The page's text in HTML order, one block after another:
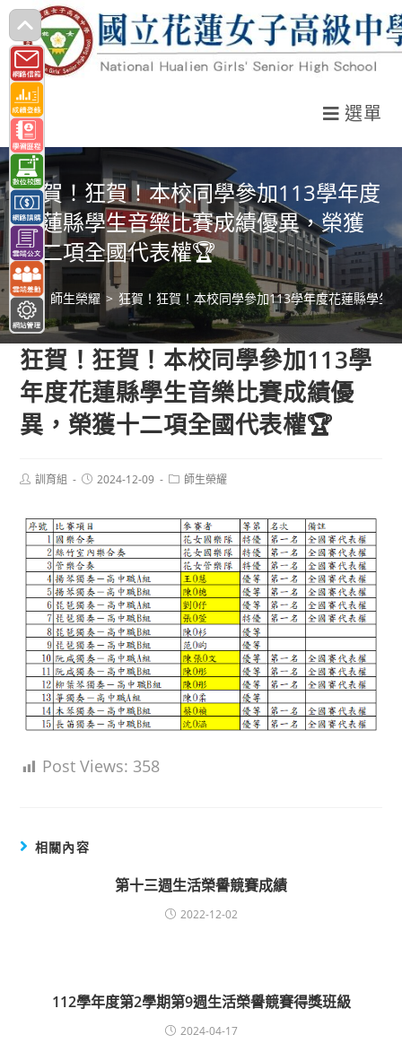
跳
轉
至
主
要
內
容
選單
狂賀！狂賀！本校同學參加113學年度
花蓮縣學生音樂比賽成績優異，榮獲
十二項全國代表權🏆
> 師生榮耀 > 狂賀！狂賀！本校同學參加113學年度花蓮縣學生
狂賀！狂賀！本校同學參加113學
年度花蓮縣學生音樂比賽成績優
異，榮獲十二項全國代表權🏆
Post訓育組
Post2024-12-09
Post師生榮耀
Post Views: 358
相關內容
第十三週生活榮譽競賽成績
2022-12-02
112學年度第2學期第9週生活榮譽競賽得獎班級
2024-04-17